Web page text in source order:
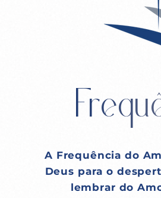
A Frequência do
Deus para o
lembrar do